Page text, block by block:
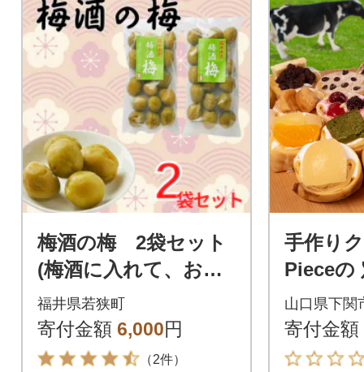
梅酒の梅 2袋セット
(梅酒に入れて、おや
つに、おつまみに、
煮詰めてジャムに)
福井県若狭町
寄付金額 6,000円
（2件）
手作り
Pieceの
ット 冷
山口県下関
寄付金額